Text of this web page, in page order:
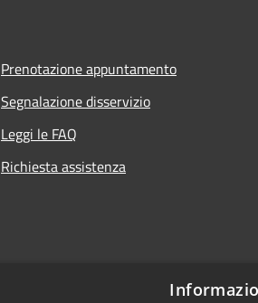
Prenotazione appuntamento
Segnalazione disservizio
Leggi le FAQ
Richiesta assistenza